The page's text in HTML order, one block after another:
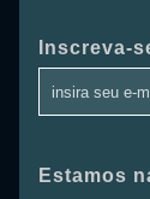
Inscreva-
Estamos